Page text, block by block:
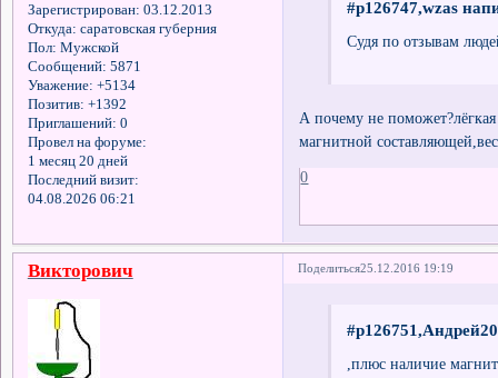
Зарегистрирован: 03.12.2013
Откуда: саратовская губерния
Пол: Мужской
Сообщений: 5871
Уважение: +5134
Позитив: +1392
Приглашений: 0
Провел на форуме:
1 месяц 20 дней
Последний визит:
04.08.2026 06:21
#p126747,wzas
Судя по отзывам
А почему не
магнитной
0
Поделиться25.12.2016 19:19
Викторович
,плюс наличие